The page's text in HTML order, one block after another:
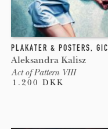
PLAKATER & POSTERS,
Aleksandra Kalisz
Act of Pattern VIII
1.200 DKK